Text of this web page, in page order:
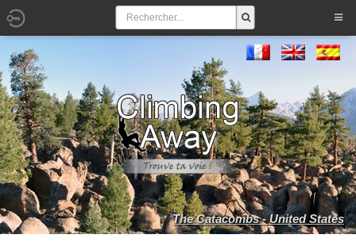
The Catacombs - United States